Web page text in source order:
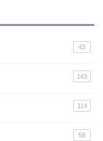
43
143
114
58